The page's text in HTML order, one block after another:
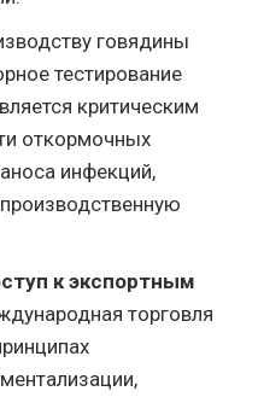
говядины
тестирование
критическим
откормочных
инфекций,
к экспортным
торговля